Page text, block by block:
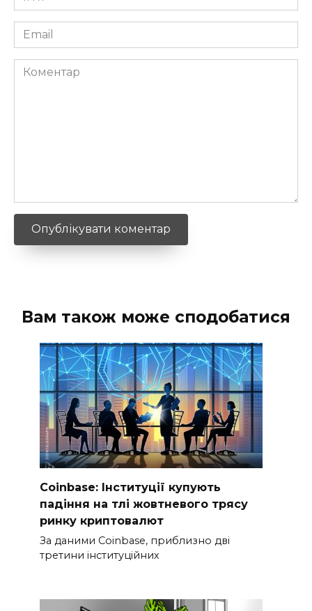
*
Email
*
Коментар
Вам також може сподобатися
Coinbase: Інституції купують
падіння на тлі жовтневого трясу
ринку криптовалют
За даними Coinbase, приблизно дві
третини інституційних